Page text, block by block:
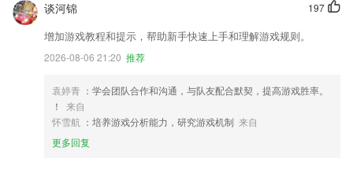
197
谈河锦
增加游戏教程和提示，帮助新手快速上手和理解游戏规则。
2026-08-06 21:20 推荐
袁婷青 ：学会团队合作和沟通，与队友配合默契，提高游戏胜率。
！
来自
怀雪航 ：培养游戏分析能力，研究游戏机制 来自
更多回复